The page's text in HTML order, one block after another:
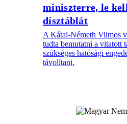
miniszterre, le
dísztáblát
A Kátai-Németh Vilmos
tudta bemutatni a vitatott
szükséges hatósági
távolítani.